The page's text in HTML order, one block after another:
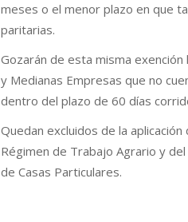
meses o el menor plazo en que
paritarias.
Gozarán de esta misma
y Medianas Empresas que no
dentro del plazo de 60 días
Quedan excluidos de la
Régimen de Trabajo Agrario y
de Casas Particulares.